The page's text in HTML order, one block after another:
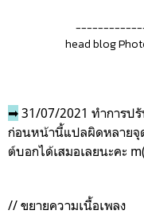
head blog
➡ 31/07/2021 ทำการป
ก่อนหน้านี้แปลผิดหลายจุ
ต์บอกได้เสมอเลยนะคะ
// ขยายความเนื้อเพลง